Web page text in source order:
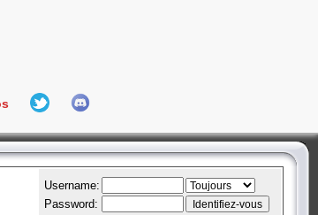
Fame
Username:
Password: